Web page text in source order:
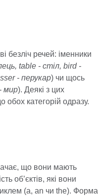
безліч речей: іменники
table - стіл, bird -
- перукар) чи щось
мир). Деякі з цих
обох категорій одразу.
що вони мають
об’єктів, які вони
(a, an чи the). Форма